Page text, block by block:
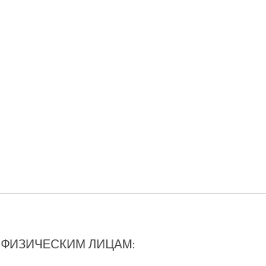
ФИЗИЧЕСКИМ ЛИЦАМ: